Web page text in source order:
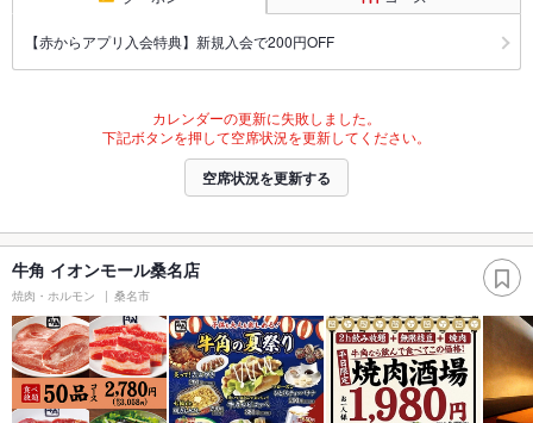
【赤からアプリ入会特典】新規入会で200円OFF
カレンダーの更新に失敗しました。
下記ボタンを押して空席状況を更新してください。
空席状況を更新する
牛角 イオンモール桑名店
焼肉・ホルモン 桑名市